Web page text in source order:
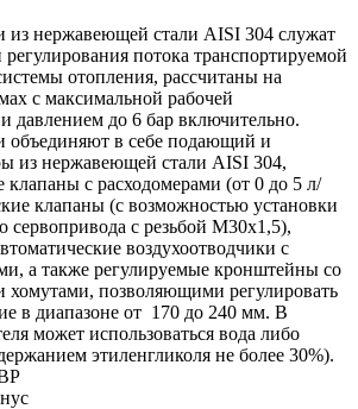
из нержавеющей стали AISI 304 служат
регулирования потока транспортируемой
отопления, рассчитаны на
с максимальной рабочей
давлением до 6 бар включительно.
объединяют в себе подающий и
из нержавеющей стали AISI 304,
клапаны с расходомерами (от 0 до 5 л/
клапаны (с возможностью установки
сервопривода с резьбой М30х1,5),
воздухоотводчики с
а также регулируемые кронштейны со
хомутами, позволяющими регулировать
в диапазоне от 170 до 240 мм. В
может использоваться вода либо
этиленгликоля не более 30%).